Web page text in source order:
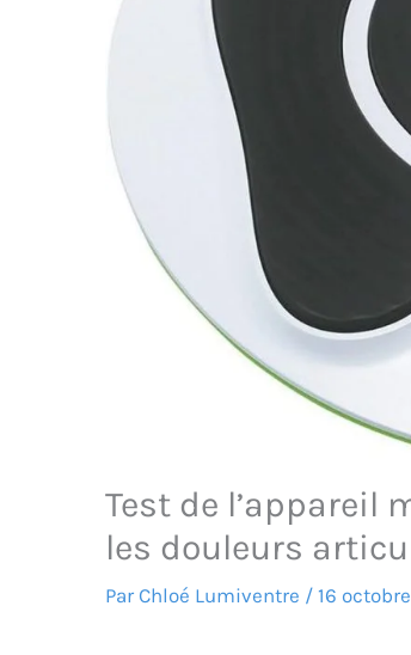
Test de l’appareil
les douleurs
Par Chloé Lumiventre / 16